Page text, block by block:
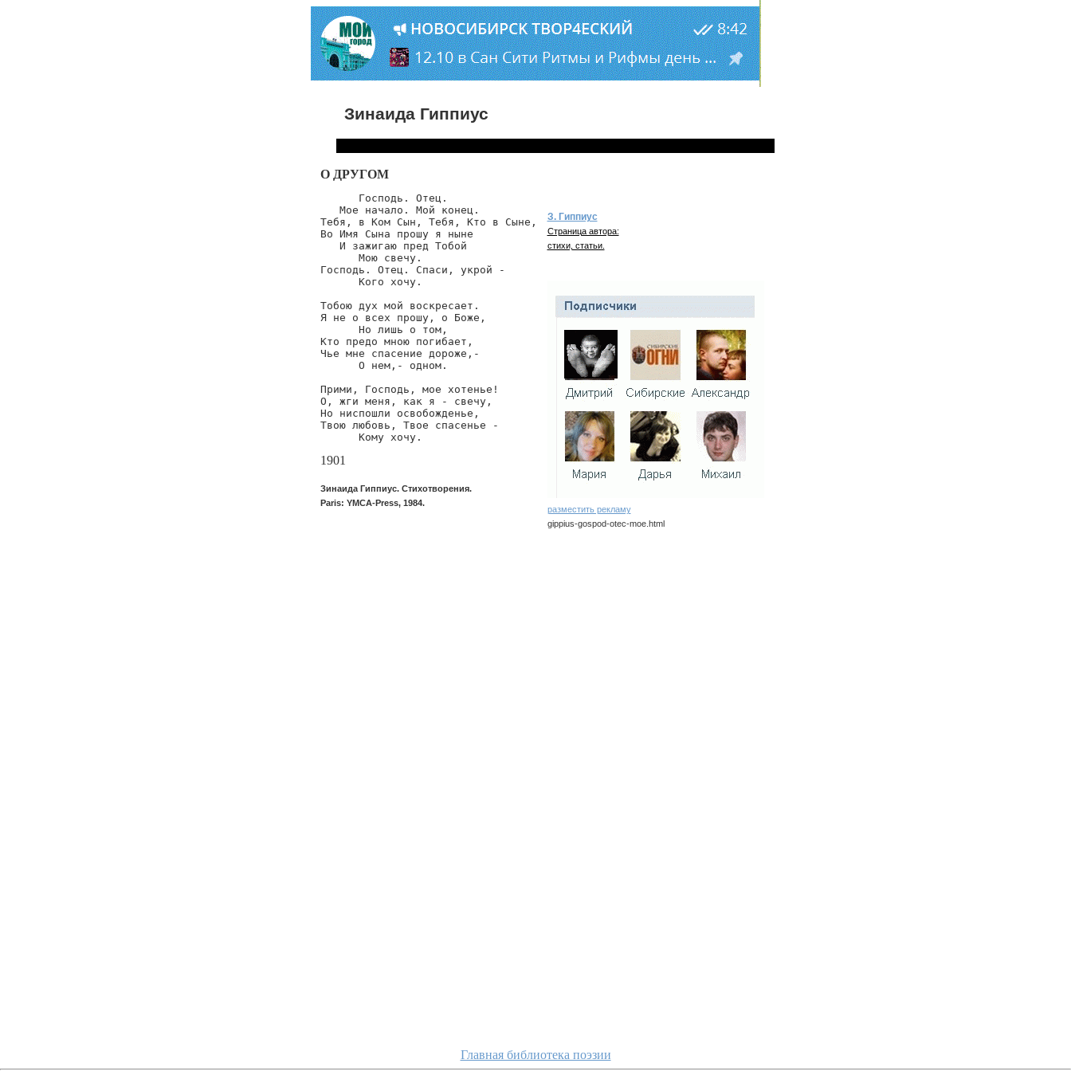
Зинаида Гиппиус
О ДРУГОМ
      Господь. Отец.
   Мое начало. Мой конец.
Тебя, в Ком Сын, Тебя, Кто в Сыне,
Во Имя Сына прошу я ныне
   И зажигаю пред Тобой
      Мою свечу.
Господь. Отец. Спаси, укрой -
      Кого хочу.
Тобою дух мой воскресает.
Я не о всех прошу, о Боже,
      Но лишь о том,
Кто предо мною погибает,
Чье мне спасение дороже,-
      О нем,- одном.
Прими, Господь, мое хотенье!
О, жги меня, как я - свечу,
Но ниспошли освобожденье,
Твою любовь, Твое спасенье -
      Кому хочу.
1901
Зинаида Гиппиус. Стихотворения.
Paris: YMCA-Press, 1984.
З. Гиппиус
Страница автора:
стихи, статьи.
разместить рекламу
gippius-gospod-otec-moe.html
Главная библиотека поэзии